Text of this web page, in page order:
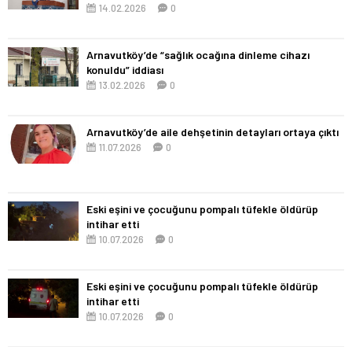
14.02.2026 0
Arnavutköy’de “sağlık ocağına dinleme cihazı
konuldu” iddiası
13.02.2026 0
Arnavutköy’de aile dehşetinin detayları ortaya çıktı
11.07.2026 0
Eski eşini ve çocuğunu pompalı tüfekle öldürüp
intihar etti
10.07.2026 0
Eski eşini ve çocuğunu pompalı tüfekle öldürüp
intihar etti
10.07.2026 0